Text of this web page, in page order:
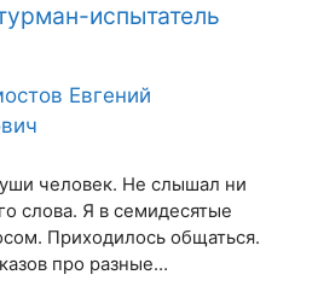
испытатель
Евгений
человек. Не слышал ни
слова. Я в семидесятые
Приходилось общаться.
про разные…